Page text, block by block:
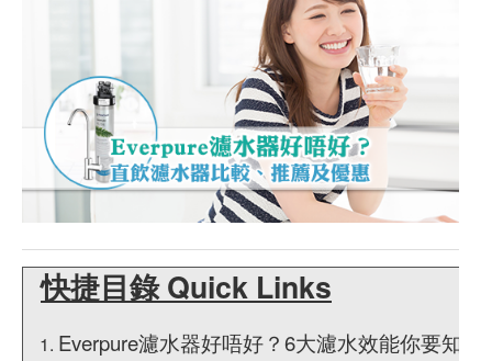
快捷目錄 Quick Links
Everpure濾水器好唔好？6大濾水效能你要知